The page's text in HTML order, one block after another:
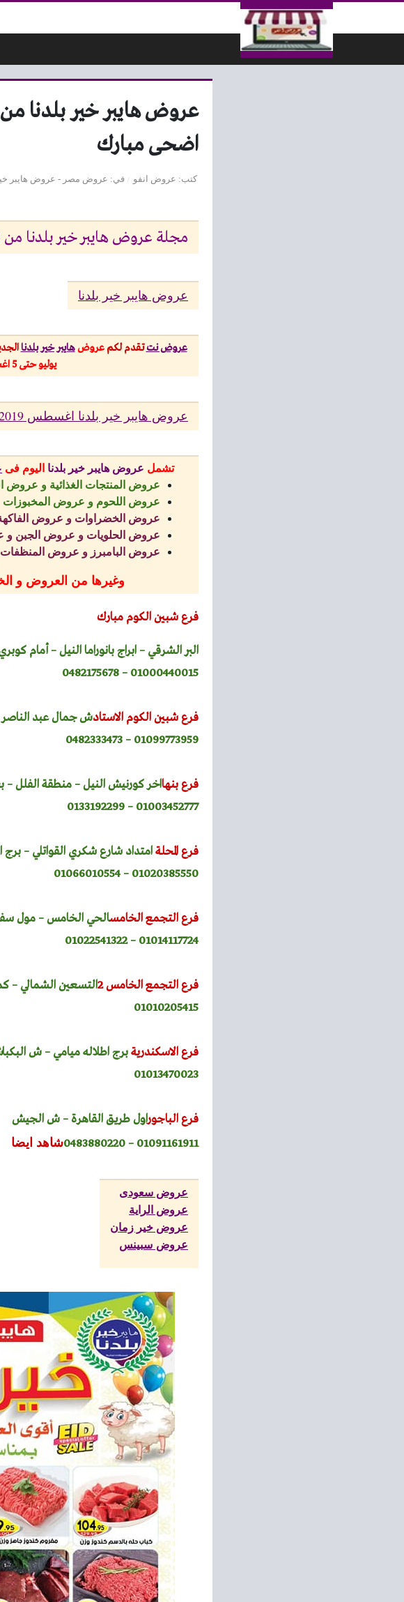
التخطي إلى المحتوى
اضحى مبارك
كتب عروض انفو في عروض مصر - عروض هايبر
مجلة عروض هايبر خير بلدنا من 26 يوليو حتى 5 اغسطس 2019 عيد اضحى مبارك
عروض هايبر خير بلدنا
عروض نتتقدم لكمعروض هايبر خير بلدنا
يوليوحتى 5 اغسطس 2019 او حتى نفاذ الكمية بجميع الفروع.
عروض هايبر خير بلدنا اغسطس 2019
تشمل عروض هايبر خير بلدنا اليوم فى
عروض المنتجات الغذائية و عروض
عروض اللحوم و عروض المخبوزات
عروض الخضراوات و عروض
عروض الحلويات و عروض الجبن و
عروض البامبرز و عروض
وغيرها من العروض و
فرع شبين الكوم مبارك
البر الشرقي – ابراج بانوراما النيل – أمام
01000440015 – 0482175678
فرع شبين الكوم الاستادش جمال عبد الناصر
01099773959 – 0482333473
فرع بنهااخر كورنيش النيل – منطقة الفلل –
01003452777 – 0133192299
فرع المحلةامتداد شارع شكري القواتلي – برج
01020385550 – 01066010554
فرع التجمع الخامسالحي الخامس – مول سفن
01014117724 – 01022541322
فرع التجمع الخامس 2 التسعين الشمالي –
01010205415
فرع الاسكندريةبرج اطلاله ميامي – ش
01013470023
فرع الباجوراول طريق القاهرة – ش الجيش
01091161911 – 0483880220
شاهد ايضا
عروض سعودى
عروض الراية
عروض خير زمان
عروض سبينس